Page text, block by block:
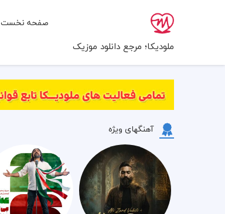
ملودیکا؛ مرجع دانلود موزیک
صفحه نخست
آهنگهای ویژه